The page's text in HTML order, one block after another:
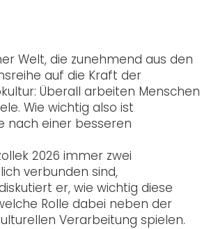
Welt, die zunehmend aus den
auf die Kraft der
Überall arbeiten Menschen
Wie wichtig also ist
nach einer besseren
2026 immer zwei
verbunden sind,
er, wie wichtig diese
Rolle dabei neben der
Verarbeitung spielen.